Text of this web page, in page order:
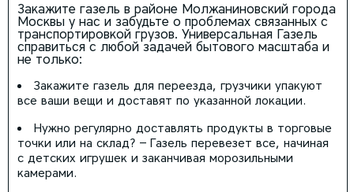
Закажите газель в районе Молжаниновский города
Москвы у нас и забудьте о проблемах связанных с
транспортировкой грузов. Универсальная Газель
справиться с любой задачей бытового масштаба и
не только:
Закажите газель для переезда, грузчики упакуют
все ваши вещи и доставят по указанной локации.
Нужно регулярно доставлять продукты в торговые
точки или на склад? – Газель перевезет все, начиная
с детских игрушек и заканчивая морозильными
камерами.